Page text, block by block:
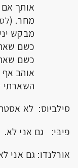
אותך
מחר. (
מבקש
כשם
כשם
אוהב אף
השארתי
סילביוס: לא
פיבּי: גם אני לא.
אורלנדו: גם אני